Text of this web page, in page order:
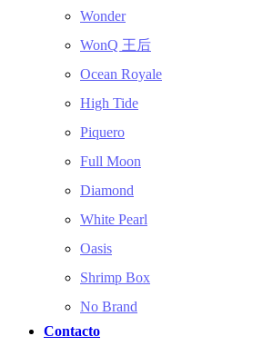
Wonder
WonQ 王后
Ocean Royale
High Tide
Piquero
Full Moon
Diamond
White Pearl
Oasis
Shrimp Box
No Brand
Contacto